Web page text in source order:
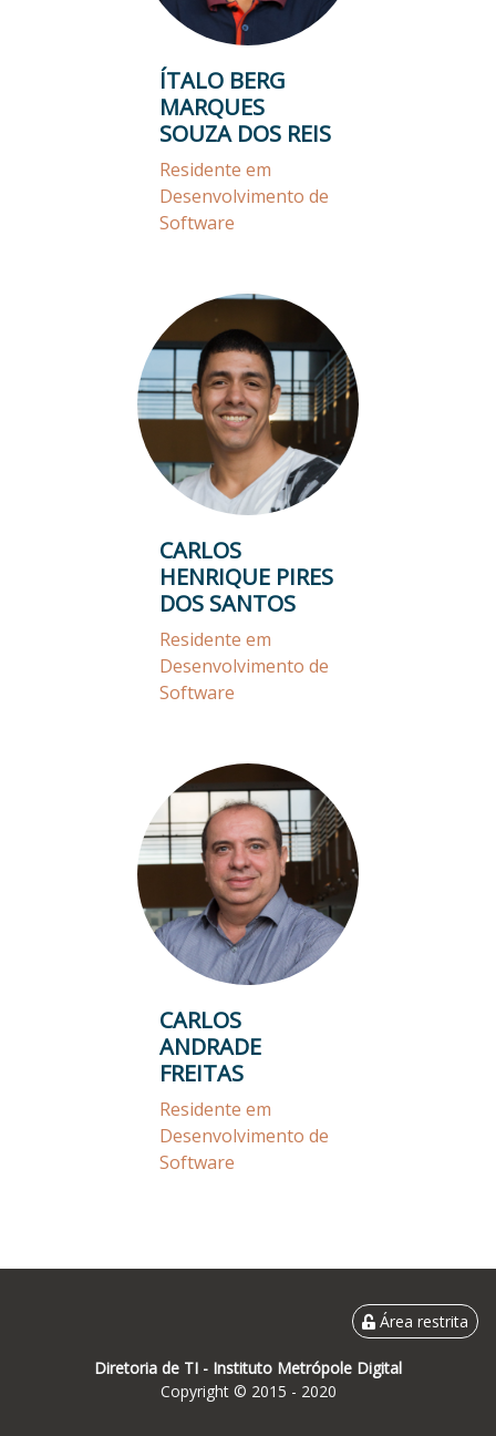
ÍTALO BERG
MARQUES
SOUZA DOS REIS
Residente em
Desenvolvimento de
Software
CARLOS
HENRIQUE PIRES
DOS SANTOS
Residente em
Desenvolvimento de
Software
CARLOS
ANDRADE
FREITAS
Residente em
Desenvolvimento de
Software
Área restrita
Diretoria de TI - Instituto Metrópole Digital
Copyright © 2015 - 2020